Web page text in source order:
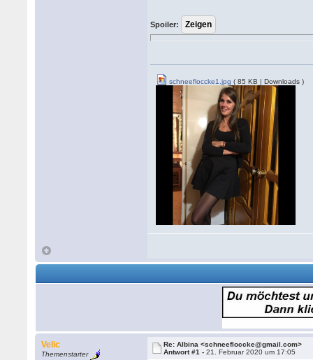
Spoiler:
schneefloccke1.jpg ( 85 KB | Downloads )
Velic
Themenstarter
Re: Albina <schneefloccke@gmail.com>
Antwort #1 -21. Februar 2020 um 17:05